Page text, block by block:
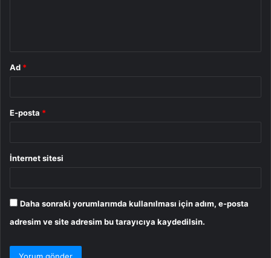
Ad *
E-posta *
İnternet sitesi
Daha sonraki yorumlarımda kullanılması için adım, e-posta
adresim ve site adresim bu tarayıcıya kaydedilsin.